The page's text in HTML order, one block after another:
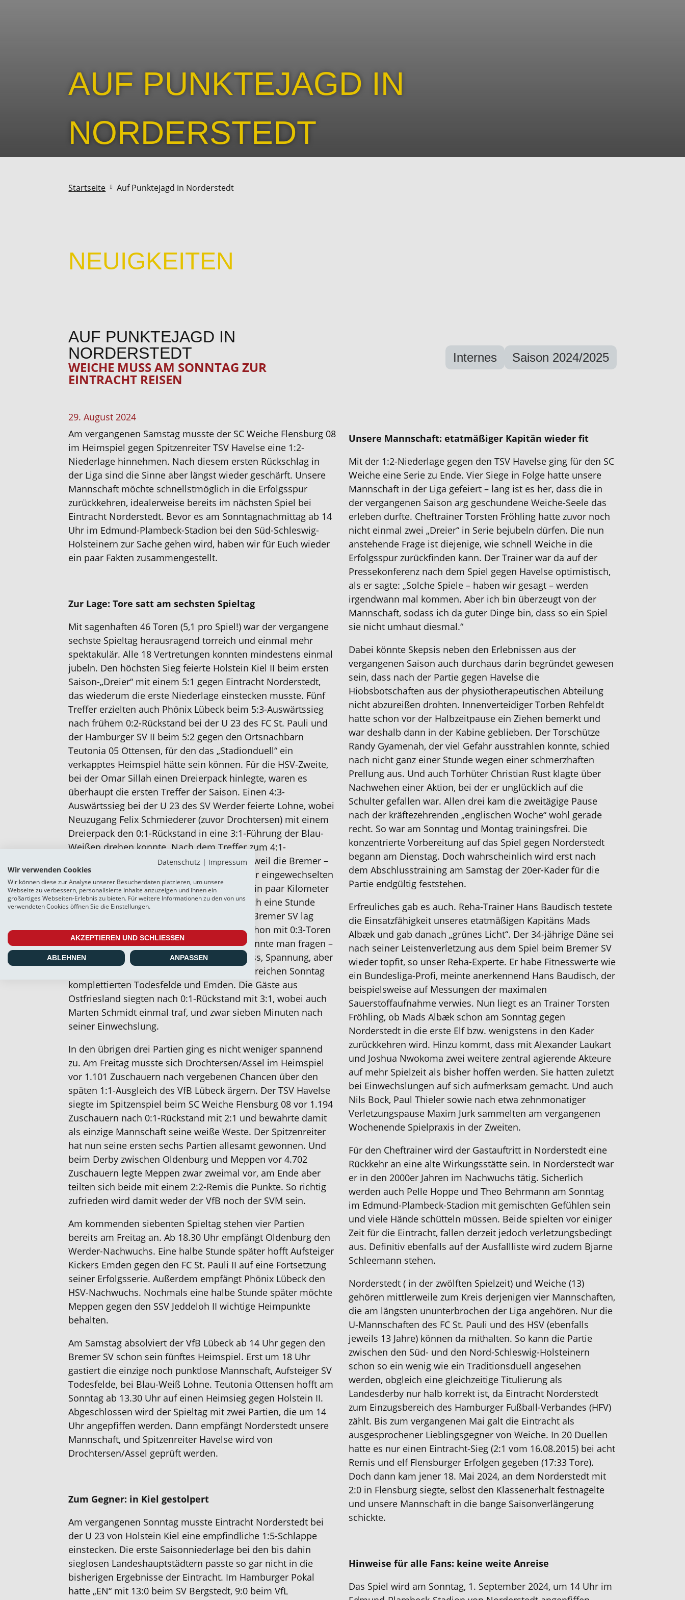
AUF PUNKTEJAGD IN
NORDERSTEDT
Startseite  Auf Punktejagd in Norderstedt
NEUIGKEITEN
AUF PUNKTEJAGD IN
NORDERSTEDT
WEICHE MUSS AM SONNTAG ZUR
EINTRACHT REISEN
Internes Saison 2024/2025
29. August 2024
Am vergangenen Samstag musste der SC Weiche Flensburg 08
im Heimspiel gegen Spitzenreiter TSV Havelse eine 1:2-
Niederlage hinnehmen. Nach diesem ersten Rückschlag in
der Liga sind die Sinne aber längst wieder geschärft. Unsere
Mannschaft möchte schnellstmöglich in die Erfolgsspur
zurückkehren, idealerweise bereits im nächsten Spiel bei
Eintracht Norderstedt. Bevor es am Sonntagnachmittag ab 14
Uhr im Edmund-Plambeck-Stadion bei den Süd-Schleswig-
Holsteinern zur Sache gehen wird, haben wir für Euch wieder
ein paar Fakten zusammengestellt.
Zur Lage: Tore satt am sechsten Spieltag
Mit sagenhaften 46 Toren (5,1 pro Spiel!) war der vergangene
sechste Spieltag herausragend torreich und einmal mehr
spektakulär. Alle 18 Vertretungen konnten mindestens einmal
jubeln. Den höchsten Sieg feierte Holstein Kiel II beim ersten
Saison-„Dreier“ mit einem 5:1 gegen Eintracht Norderstedt,
das wiederum die erste Niederlage einstecken musste. Fünf
Treffer erzielten auch Phönix Lübeck beim 5:3-Auswärtssieg
nach frühem 0:2-Rückstand bei der U 23 des FC St. Pauli und
der Hamburger SV II beim 5:2 gegen den Ortsnachbarn
Teutonia 05 Ottensen, für den das „Stadionduell“ ein
verkapptes Heimspiel hätte sein können. Für die HSV-Zweite,
bei der Omar Sillah einen Dreierpack hinlegte, waren es
überhaupt die ersten Treffer der Saison. Einen 4:3-
Auswärtssieg bei der U 23 des SV Werder feierte Lohne, wobei
Neuzugang Felix Schmiederer (zuvor Drochtersen) mit einem
Dreierpack den 0:1-Rückstand in eine 3:1-Führung der Blau-
Weißen drehen konnte. Nach dem Treffer zum 4:1-
Zwischenstand wurde es noch einmal eng, weil die Bremer –
u. a. mit einem Tor des sechs Minuten zuvor eingewechselten
Jannic Ehlers – auf 3:4 verkürzen konnten. Ein paar Kilometer
entfernt, am Bremer Panzenberg, spielte sich eine Stunde
später Ähnliches ab. Der dort beheimatete Bremer SV lag
gegen den SSV Jeddeloh II trotz Überzahl schon mit 0:3-Toren
zurück, ehe Nikky Goguadze – wer sonst, könnte man fragen –
mit einem Doppelpack für den 2:3-Anschluss, Spannung, aber
dann doch Endstand sorgte. Den enorm torreichen Sonntag
komplettierten Todesfelde und Emden. Die Gäste aus
Ostfriesland siegten nach 0:1-Rückstand mit 3:1, wobei auch
Marten Schmidt einmal traf, und zwar sieben Minuten nach
seiner Einwechslung.
In den übrigen drei Partien ging es nicht weniger spannend
zu. Am Freitag musste sich Drochtersen/Assel im Heimspiel
vor 1.101 Zuschauern nach vergebenen Chancen über den
späten 1:1-Ausgleich des VfB Lübeck ärgern. Der TSV Havelse
siegte im Spitzenspiel beim SC Weiche Flensburg 08 vor 1.194
Zuschauern nach 0:1-Rückstand mit 2:1 und bewahrte damit
als einzige Mannschaft seine weiße Weste. Der Spitzenreiter
hat nun seine ersten sechs Partien allesamt gewonnen. Und
beim Derby zwischen Oldenburg und Meppen vor 4.702
Zuschauern legte Meppen zwar zweimal vor, am Ende aber
teilten sich beide mit einem 2:2-Remis die Punkte. So richtig
zufrieden wird damit weder der VfB noch der SVM sein.
Am kommenden siebenten Spieltag stehen vier Partien
bereits am Freitag an. Ab 18.30 Uhr empfängt Oldenburg den
Werder-Nachwuchs. Eine halbe Stunde später hofft Aufsteiger
Kickers Emden gegen den FC St. Pauli II auf eine Fortsetzung
seiner Erfolgsserie. Außerdem empfängt Phönix Lübeck den
HSV-Nachwuchs. Nochmals eine halbe Stunde später möchte
Meppen gegen den SSV Jeddeloh II wichtige Heimpunkte
behalten.
Am Samstag absolviert der VfB Lübeck ab 14 Uhr gegen den
Bremer SV schon sein fünftes Heimspiel. Erst um 18 Uhr
gastiert die einzige noch punktlose Mannschaft, Aufsteiger SV
Todesfelde, bei Blau-Weiß Lohne. Teutonia Ottensen hofft am
Sonntag ab 13.30 Uhr auf einen Heimsieg gegen Holstein II.
Abgeschlossen wird der Spieltag mit zwei Partien, die um 14
Uhr angepfiffen werden. Dann empfängt Norderstedt unsere
Mannschaft, und Spitzenreiter Havelse wird von
Drochtersen/Assel geprüft werden.
Zum Gegner: in Kiel gestolpert
Am vergangenen Sonntag musste Eintracht Norderstedt bei
der U 23 von Holstein Kiel eine empfindliche 1:5-Schlappe
einstecken. Die erste Saisonniederlage bei den bis dahin
sieglosen Landeshauptstädtern passte so gar nicht in die
bisherigen Ergebnisse der Eintracht. Im Hamburger Pokal
hatte „EN“ mit 13:0 beim SV Bergstedt, 9:0 beim VfL
Unsere Mannschaft: etatmäßiger Kapitän wieder fit
Mit der 1:2-Niederlage gegen den TSV Havelse ging für den SC
Weiche eine Serie zu Ende. Vier Siege in Folge hatte unsere
Mannschaft in der Liga gefeiert – lang ist es her, dass die in
der vergangenen Saison arg geschundene Weiche-Seele das
erleben durfte. Cheftrainer Torsten Fröhling hatte zuvor noch
nicht einmal zwei „Dreier“ in Serie bejubeln dürfen. Die nun
anstehende Frage ist diejenige, wie schnell Weiche in die
Erfolgsspur zurückfinden kann. Der Trainer war da auf der
Pressekonferenz nach dem Spiel gegen Havelse optimistisch,
als er sagte: „Solche Spiele – haben wir gesagt – werden
irgendwann mal kommen. Aber ich bin überzeugt von der
Mannschaft, sodass ich da guter Dinge bin, dass so ein Spiel
sie nicht umhaut diesmal.“
Dabei könnte Skepsis neben den Erlebnissen aus der
vergangenen Saison auch durchaus darin begründet gewesen
sein, dass nach der Partie gegen Havelse die
Hiobsbotschaften aus der physiotherapeutischen Abteilung
nicht abzureißen drohten. Innenverteidiger Torben Rehfeldt
hatte schon vor der Halbzeitpause ein Ziehen bemerkt und
war deshalb dann in der Kabine geblieben. Der Torschütze
Randy Gyamenah, der viel Gefahr ausstrahlen konnte, schied
nach nicht ganz einer Stunde wegen einer schmerzhaften
Prellung aus. Und auch Torhüter Christian Rust klagte über
Nachwehen einer Aktion, bei der er unglücklich auf die
Schulter gefallen war. Allen drei kam die zweitägige Pause
nach der kräftezehrenden „englischen Woche“ wohl gerade
recht. So war am Sonntag und Montag trainingsfrei. Die
konzentrierte Vorbereitung auf das Spiel gegen Norderstedt
begann am Dienstag. Doch wahrscheinlich wird erst nach
dem Abschlusstraining am Samstag der 20er-Kader für die
Partie endgültig feststehen.
Erfreuliches gab es auch. Reha-Trainer Hans Baudisch testete
die Einsatzfähigkeit unseres etatmäßigen Kapitäns Mads
Albæk und gab danach „grünes Licht“. Der 34-jährige Däne sei
nach seiner Leistenverletzung aus dem Spiel beim Bremer SV
wieder topfit, so unser Reha-Experte. Er habe Fitnesswerte wie
ein Bundesliga-Profi, meinte anerkennend Hans Baudisch, der
beispielsweise auf Messungen der maximalen
Sauerstoffaufnahme verwies. Nun liegt es an Trainer Torsten
Fröhling, ob Mads Albæk schon am Sonntag gegen
Norderstedt in die erste Elf bzw. wenigstens in den Kader
zurückkehren wird. Hinzu kommt, dass mit Alexander Laukart
und Joshua Nwokoma zwei weitere zentral agierende Akteure
auf mehr Spielzeit als bisher hoffen werden. Sie hatten zuletzt
bei Einwechslungen auf sich aufmerksam gemacht. Und auch
Nils Bock, Paul Thieler sowie nach etwa zehnmonatiger
Verletzungspause Maxim Jurk sammelten am vergangenen
Wochenende Spielpraxis in der Zweiten.
Für den Cheftrainer wird der Gastauftritt in Norderstedt eine
Rückkehr an eine alte Wirkungsstätte sein. In Norderstedt war
er in den 2000er Jahren im Nachwuchs tätig. Sicherlich
werden auch Pelle Hoppe und Theo Behrmann am Sonntag
im Edmund-Plambeck-Stadion mit gemischten Gefühlen sein
und viele Hände schütteln müssen. Beide spielten vor einiger
Zeit für die Eintracht, fallen derzeit jedoch verletzungsbedingt
aus. Definitiv ebenfalls auf der Ausfallliste wird zudem Bjarne
Schleemann stehen.
Norderstedt ( in der zwölften Spielzeit) und Weiche (13)
gehören mittlerweile zum Kreis derjenigen vier Mannschaften,
die am längsten ununterbrochen der Liga angehören. Nur die
U-Mannschaften des FC St. Pauli und des HSV (ebenfalls
jeweils 13 Jahre) können da mithalten. So kann die Partie
zwischen den Süd- und den Nord-Schleswig-Holsteinern
schon so ein wenig wie ein Traditionsduell angesehen
werden, obgleich eine gleichzeitige Titulierung als
Landesderby nur halb korrekt ist, da Eintracht Norderstedt
zum Einzugsbereich des Hamburger Fußball-Verbandes (HFV)
zählt. Bis zum vergangenen Mai galt die Eintracht als
ausgesprochener Lieblingsgegner von Weiche. In 20 Duellen
hatte es nur einen Eintracht-Sieg (2:1 vom 16.08.2015) bei acht
Remis und elf Flensburger Erfolgen gegeben (17:33 Tore).
Doch dann kam jener 18. Mai 2024, an dem Norderstedt mit
2:0 in Flensburg siegte, selbst den Klassenerhalt festnagelte
und unsere Mannschaft in die bange Saisonverlängerung
schickte.
Hinweise für alle Fans: keine weite Anreise
Das Spiel wird am Sonntag, 1. September 2024, um 14 Uhr im
Datenschutz | Impressum
Wir verwenden Cookies
Wir können diese zur Analyse unserer Besucherdaten platzieren, um unsere
Webseite zu verbessern, personalisierte Inhalte anzuzeigen und Ihnen ein
großartiges Webseiten-Erlebnis zu bieten. Für weitere Informationen zu den von uns
verwendeten Cookies öffnen Sie die Einstellungen.
AKZEPTIEREN UND SCHLIESSEN
ABLEHNEN ANPASSEN